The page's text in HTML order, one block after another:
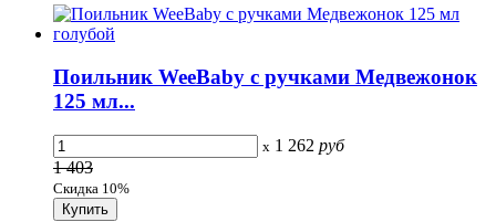
Поильник WeeBaby с ручками Медвежонок
125 мл...
x 1 262 руб
1 403
Скидка 10%